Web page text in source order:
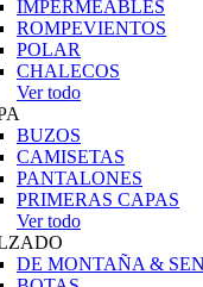
IMPERMEABLES
ROMPEVIENTOS
POLAR
CHALECOS
Ver todo
BUZOS
CAMISETAS
PANTALONES
PRIMERAS CAPAS
Ver todo
DE MONTAÑA &